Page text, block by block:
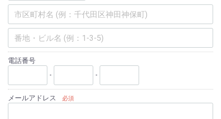
電話番号
-
-
メールアドレス 必須